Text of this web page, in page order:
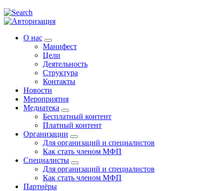
О нас
Манифест
Цели
Деятельность
Структура
Контакты
Новости
Мероприятия
Медиатека
Бесплатный контент
Платный контент
Организации
Для организаций и специалистов
Как стать членом МФП
Специалисты
Для организаций и специалистов
Как стать членом МФП
Партнёры